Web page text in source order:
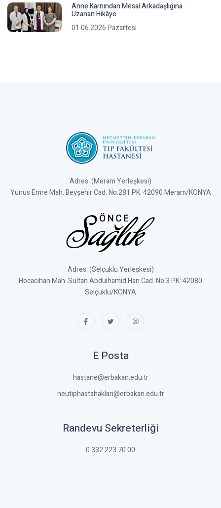
Anne Karnından Mesai Arkadaşlığına
Uzanan Hikâye
01.06.2026 Pazartesi
Adres: (Meram Yerleşkesi)
Yunus Emre Mah. Beyşehir Cad. No:281 PK: 42090 Meram/KONYA
Adres: (Selçuklu Yerleşkesi)
Hocacihan Mah. Sultan Abdulhamid Han Cad. No:3 PK: 42080
Selçuklu/KONYA
E Posta
hastane@erbakan.edu.tr
neutiphastahaklari@erbakan.edu.tr
Randevu Sekreterliği
0 332 223 70 00